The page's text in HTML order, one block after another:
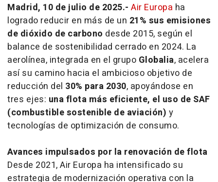
Madrid, 10 de julio de 2025.- Air Europa ha
logrado reducir en más de un 21% sus emisiones
de dióxido de carbono desde 2015, según el
balance de sostenibilidad cerrado en 2024. La
aerolínea, integrada en el grupo Globalia, acelera
así su camino hacia el ambicioso objetivo de
reducción del 30% para 2030, apoyándose en
tres ejes: una flota más eficiente, el uso de SAF
(combustible sostenible de aviación) y
tecnologías de optimización de consumo.
Avances impulsados por la renovación de flota
Desde 2021, Air Europa ha intensificado su
estrategia de modernización operativa con la